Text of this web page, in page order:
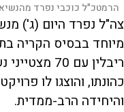
הרמטכ"ל כוכבי נפרד מהנשיא
צה"ל נפרד היום (ג')
מיוחד בבסיס הקריה
ריבלין עם
והיחידה הרב-ממדית.